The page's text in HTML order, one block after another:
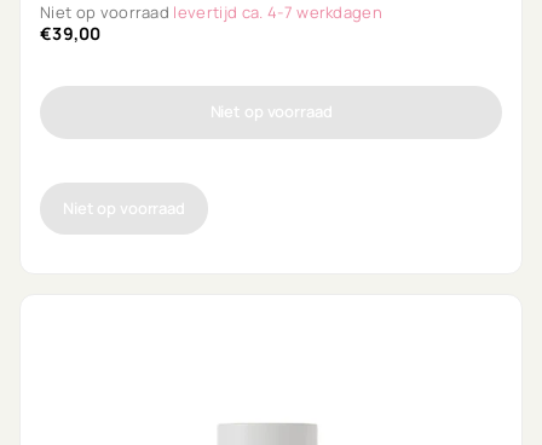
neutraliseert en toekomstige verkleuring helpt voorkomen.
Voor helderder, koeler en salonfris blond haar na elke
Niet op voorraad levertijd ca. 4-7 werkdagen
€39,00
Niet op voorraad
Niet op voorraad